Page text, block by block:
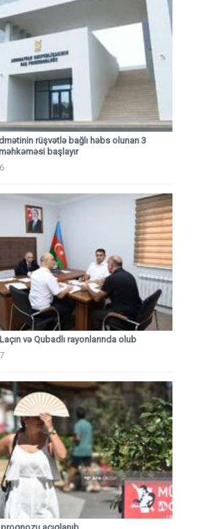
rüşvətlə bağlı həbs olunan 3
başlayır
və Qubadlı rayonlarında olub